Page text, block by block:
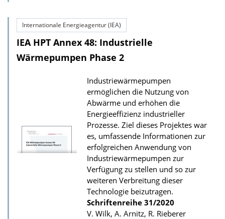
w
n
a
d
s
z
u
r
P
u
b
l
Internationale Energieagentur (IEA)
IEA HPT Annex 48: Industrielle
Wärmepumpen Phase 2
Industriewärmepumpen
ermöglichen die Nutzung von
Abwärme und erhöhen die
Energieeffizienz industrieller
Prozesse. Ziel dieses Projektes war
es, umfassende Informationen zur
erfolgreichen Anwendung von
Industriewärmepumpen zur
Verfügung zu stellen und so zur
weiteren Verbreitung dieser
Technologie beizutragen.
Schriftenreihe 31/2020
V. Wilk, A. Arnitz, R. Rieberer